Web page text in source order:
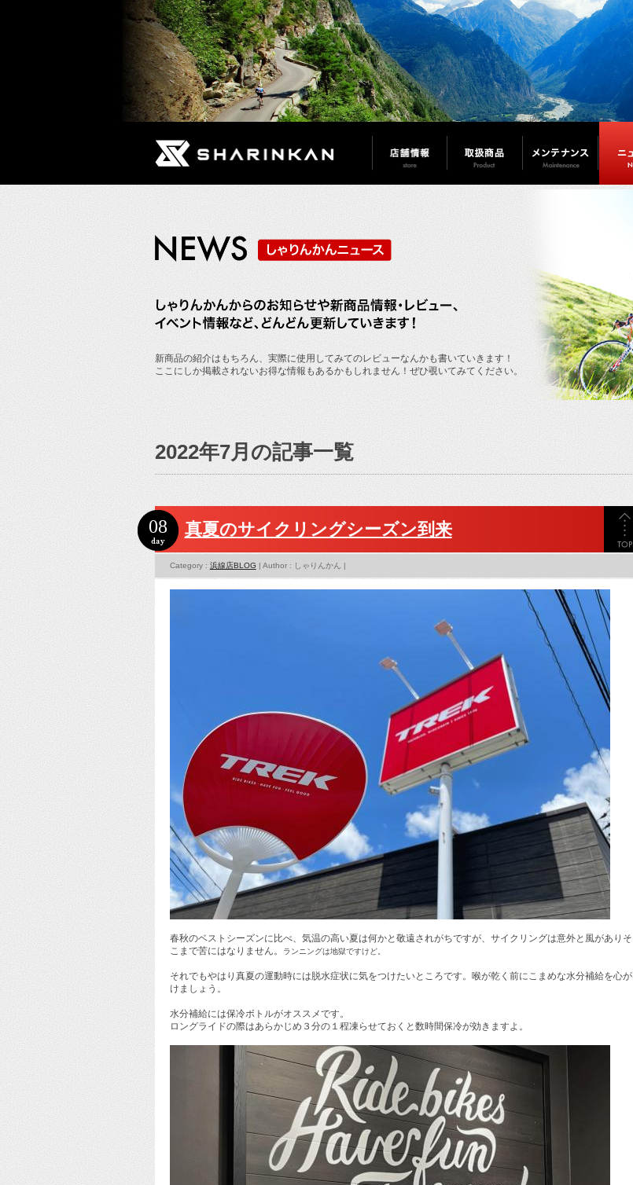
新商品の紹介はもちろん、実際に使用してみてのレビューなんかも書いていきます！
ここにしか掲載されないお得な情報もあるかもしれません！ぜひ覗いてみてください。
2022年7月の記事一覧
真夏のサイクリングシーズン到来
08
Category : 浜線店BLOG | Author : しゃりんかん |
春秋のベストシーズンに比べ、気温の高い夏は何かと敬遠されがちですが、サイクリングは意外と風がありそ
こまで苦にはなりません。
ランニングは地獄ですけど。
それでもやはり真夏の運動時には脱水症状に気をつけたいところです。喉が乾く前にこまめな水分補給を心が
けましょう。
水分補給には保冷ボトルがオススメです。
ロングライドの際はあらかじめ３分の１程凍らせておくと数時間保冷が効きますよ。